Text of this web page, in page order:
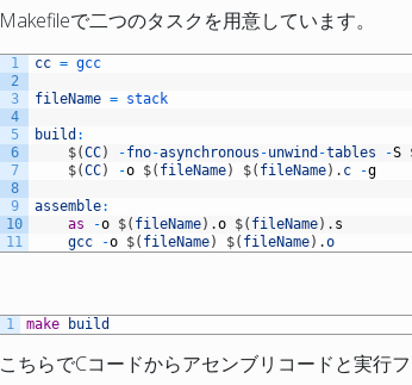
Makefileで二つのタスクを用意しています。
1
2
3
4
5
6
7
8
9
10
11
cc = gcc
fileName = stack
build :
$(CC) -fno-asynchronous -unwind -tables -S
$(CC) -o $( fileName) $( fileName) . c -g
assemble:
as
-o $( fileName) .o $( fileName) . s
gcc
-o $( fileName) $( fileName) .o
1 make build
こちらでCコードからアセンブリコードと実行